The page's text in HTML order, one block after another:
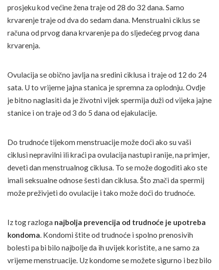
prosjeku kod većine žena traje od 28 do 32 dana. Samo
krvarenje traje od dva do sedam dana. Menstrualni ciklus se
računa od prvog dana krvarenje pa do sljedećeg prvog dana
krvarenja.
Ovulacija se obično javlja na sredini ciklusa i traje od 12 do 24
sata. U to vrijeme jajna stanica je spremna za oplodnju. Ovdje
je bitno naglasiti da je životni vijek spermija duži od vijeka jajne
stanice i on traje od 3 do 5 dana od ejakulacije.
Do trudnoće tijekom menstruacije može doći ako su vaši
ciklusi nepravilni ili kraći pa ovulacija nastupi ranije, na primjer,
deveti dan menstrualnog ciklusa. To se može dogoditi ako ste
imali seksualne odnose šesti dan ciklusa. Što znači da spermij
može preživjeti do ovulacije i tako može doći do trudnoće.
Iz tog razloga najbolja prevencija od trudnoće je upotreba
kondoma. Kondomi štite od trudnoće i spolno prenosivih
bolesti pa bi bilo najbolje da ih uvijek koristite, a ne samo za
vrijeme menstruacije. Uz kondome se možete sigurno i bez bilo